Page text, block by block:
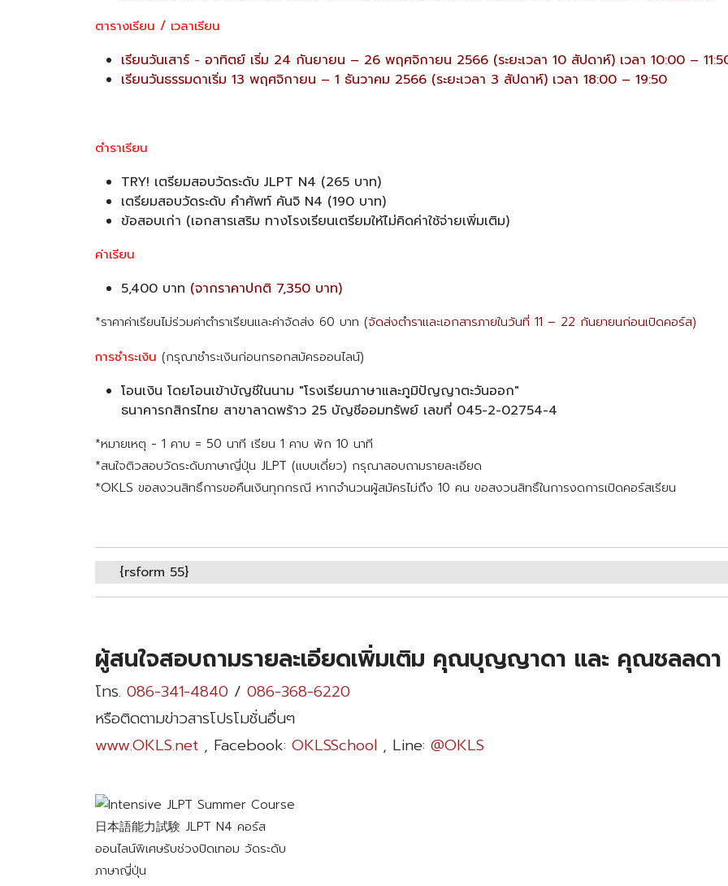
ตารางเรียน / เวลาเรียน
เรียนวันเสาร์ - อาทิตย์ เริ่ม 24 กันยายน – 26 พฤศจิกายน 2566 (ระยะเวลา 10 สัปดาห์) เวลา 10:00 –
เรียนวันธรรมดาเริ่ม 13 พฤศจิกายน – 1 ธันวาคม 2566 (ระยะเวลา 3 สัปดาห์) เวลา 18:00 – 19:50
ตำราเรียน
TRY! เตรียมสอบวัดระดับ JLPT N4 (265 บาท)
เตรียมสอบวัดระดับ คำศัพท์ คันจิ N4 (190 บาท)
ข้อสอบเก่า (เอกสารเสริม ทางโรงเรียนเตรียมให้ไม่คิดค่าใช้จ่ายเพิ่มเติม)
ค่าเรียน
5,400 บาท (จากราคาปกติ 7,350 บาท)
*ราคาค่าเรียนไม่ร่วมค่าตำราเรียนและค่าจัดส่ง 60 บาท (จัดส่งตำราและเอกสารภายในวันที่ 11 – 22 กันยายนก่อนเปิดคอร์ส)
การชำระเงิน (กรุณาชำระเงินก่อนกรอกสมัครออนไลน์)
โอนเงิน โดยโอนเข้าบัญชีในนาม "โรงเรียนภาษาและภูมิปัญญาตะวันออก"
ธนาคารกสิกรไทย สาขาลาดพร้าว 25 บัญชีออมทรัพย์ เลขที่ 045-2-02754-4
*หมายเหตุ - 1 คาบ = 50 นาที เรียน 1 คาบ พัก 10 นาที
*สนใจติวสอบวัดระดับภาษาญี่ปุ่น JLPT (แบบเดี่ยว) กรุณาสอบถามรายละเอียด
*OKLS ขอสงวนสิทธิ์การขอคืนเงินทุกกรณี หากจำนวนผู้สมัครไม่ถึง 10 คน ขอสงวนสิทธิ์ในการงดการเปิดคอร์สเรียน
{rsform 55}
ผู้สนใจสอบถามรายละเอียดเพิ่มเติม คุณบุญญาดา และ คุณชลลดา
โทร. 086-341-4840 / 086-368-6220
หรือติดตามข่าวสารโปรโมชั่นอื่นๆ
www.OKLS.net , Facebook: OKLSSchool , Line: @OKLS